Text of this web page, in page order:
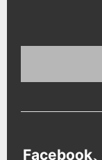
Facebook